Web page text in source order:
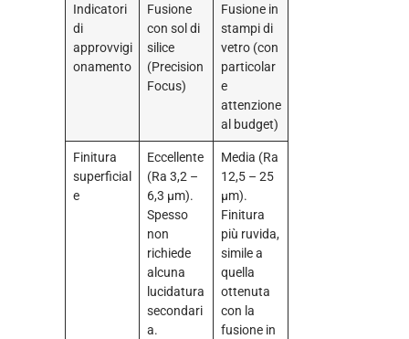
Indicatori
di
approvvigi
onamento
Fusione
con sol di
silice
(Precision
Focus)
Fusione in
stampi di
vetro (con
particolar
e
attenzione
al budget)
Finitura
superficial
e
Eccellente
(Ra 3,2 –
6,3 μm).
Spesso
non
richiede
alcuna
lucidatura
secondari
a.
Media (Ra
12,5 – 25
μm).
Finitura
più ruvida,
simile a
quella
ottenuta
con la
fusione in